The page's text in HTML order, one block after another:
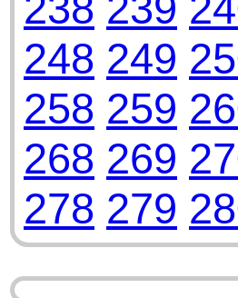
248 249
258 259
268 269
278 279